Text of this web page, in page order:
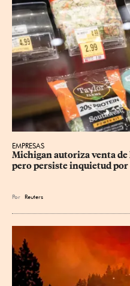
EMPRESAS
Michigan autoriza venta de
pero persiste inquietud
Por Reuters